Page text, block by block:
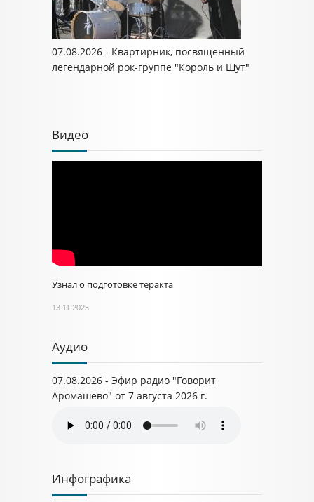
07.08.2026 - Квартирник, посвященный
легендарной рок-группе "Король и Шут"
Видео
Узнал о подготовке теракта
13.11.2025
Аудио
07.08.2026 - Эфир радио "Говорит
Аромашево" от 7 августа 2026 г.
Инфографика